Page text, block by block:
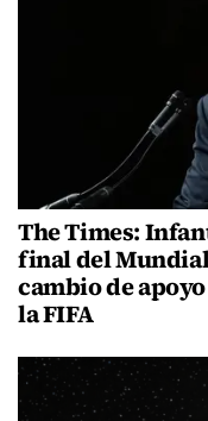
The Times:
final del
cambio de
la FIFA